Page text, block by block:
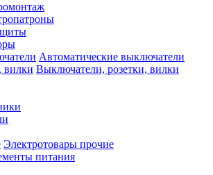
Автоматические выключатели
Выключатели, розетки, вилки
Электротовары прочие
питания